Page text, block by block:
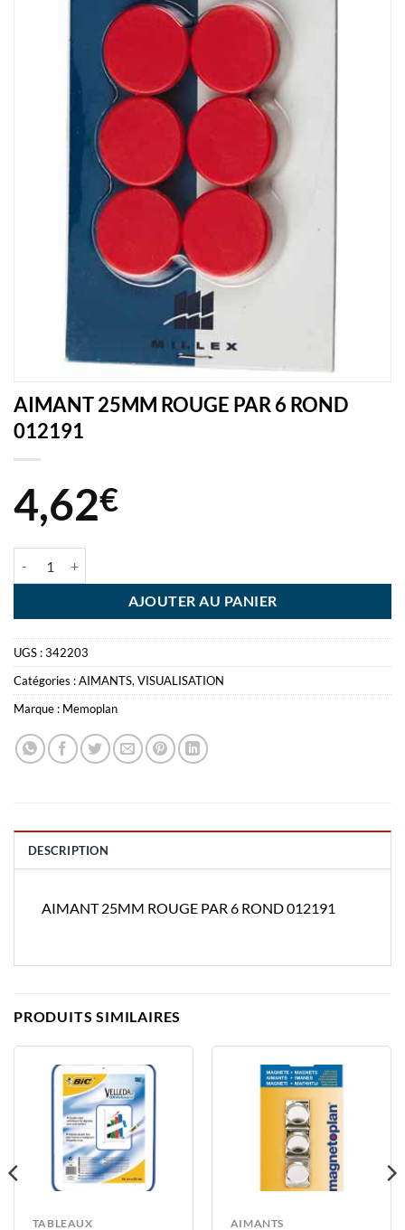
AIMANT 25MM ROUGE PAR 6 ROND
012191
4,62€
AJOUTER AU PANIER
UGS :342203
Catégories :AIMANTS, VISUALISATION
Marque : Memoplan
DESCRIPTION
AIMANT 25MM ROUGE PAR 6 ROND 012191
PRODUITS SIMILAIRES
TABLEAUX AIMANTS